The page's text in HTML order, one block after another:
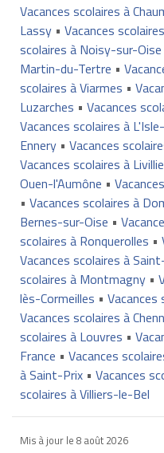
Vacances scolaires à
Lassy• Vacances
scolaires à Noisy-sur-Oise
Martin-du-Tertre •
scolaires à Viarmes •
Luzarches • Vacances
Vacances scolaires à
Ennery• Vacances
Vacances scolaires à
Ouen-l'Aumône •
• Vacances scolaires à
Bernes-sur-Oise •
scolaires à Ronquerolles •
Vacances scolaires à
scolaires à Montmagny•
lès-Cormeilles • Vacances
Vacances scolaires à
scolaires à Louvres •
France • Vacances
à Saint-Prix• Vacances
scolaires à Villiers-le-Bel
Mis à jour le 8 août 2026